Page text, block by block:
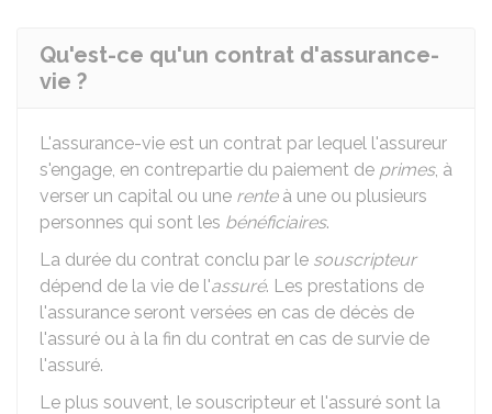
Qu'est-ce qu'un contrat d'assurance-
vie ?
L'assurance-vie est un contrat par lequel l'assureur
s'engage, en contrepartie du paiement de primes, à
verser un capital ou une renteà une ou plusieurs
personnes qui sont les bénéficiaires.
La durée du contrat conclu par le souscripteur
dépend de la vie de l'assuré. Les prestations de
l'assurance seront versées en cas de décès de
l'assuré ou à la fin du contrat en cas de survie de
l'assuré.
Le plus souvent, le souscripteur et l'assuré sont la